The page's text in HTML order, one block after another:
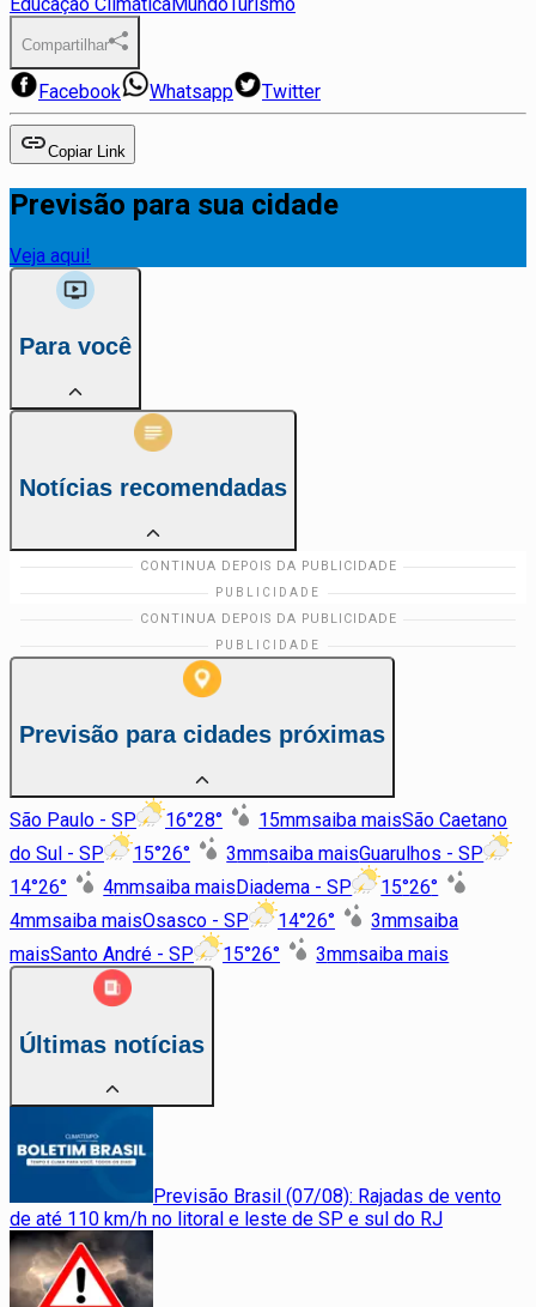
Compartilhar
Facebook Whatsapp Twitter
Copiar Link
Previsão para sua cidade
Veja aqui!
Para você
Notícias recomendadas
Previsão para cidades próximas
São Paulo - SP 16°28° 15mmsaiba maisSão Caetano
do Sul - SP
15°26° 3mmsaiba maisGuarulhos - SP
14°26° 4mmsaiba maisDiadema - SP 15°26°
4mmsaiba maisOsasco - SP 14°26° 3mmsaiba
maisSanto André - SP 15°26° 3mmsaiba mais
Últimas notícias
Previsão Brasil (07/08): Rajadas de vento
de até 110 km/h no litoral e leste de SP e sul do RJ